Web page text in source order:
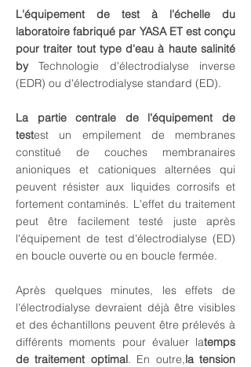
L'équipement de test à l'échelle du
laboratoire fabriqué par YASA ET est conçu
pour traiter tout type d'eau à haute salinité
byTechnologie d'électrodialyse inverse
(EDR) ou d'électrodialyse standard (ED).
La partie centrale de l'équipement de
testest un empilement de membranes
constitué de couches membranaires
anioniques et cationiques alternées qui
peuvent résister aux liquides corrosifs et
fortement contaminés. L'effet du traitement
peut être facilement testé juste après
l'équipement de test d'électrodialyse (ED)
en boucle ouverte ou en boucle fermée.
Après quelques minutes, les effets de
l'électrodialyse devraient déjà être visibles
et des échantillons peuvent être prélevés à
différents moments pour évaluer latemps
de traitement optimal. En outre,la tension